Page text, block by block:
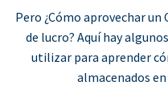
Pero ¿Cómo aprovechar
de lucro? Aquí hay
utilizar para aprender
almacenados